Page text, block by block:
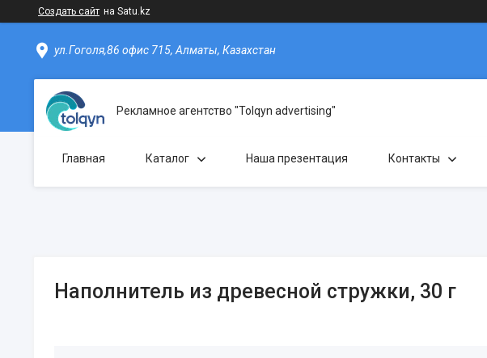
Создать сайт на Satu.kz
ул.Гоголя,86 офис 715, Алматы, Казахстан
Рекламное агентство "Tolqyn advertising"
Главная Каталог Наша презентация Контакты
Наполнитель из древесной стружки, 30 г